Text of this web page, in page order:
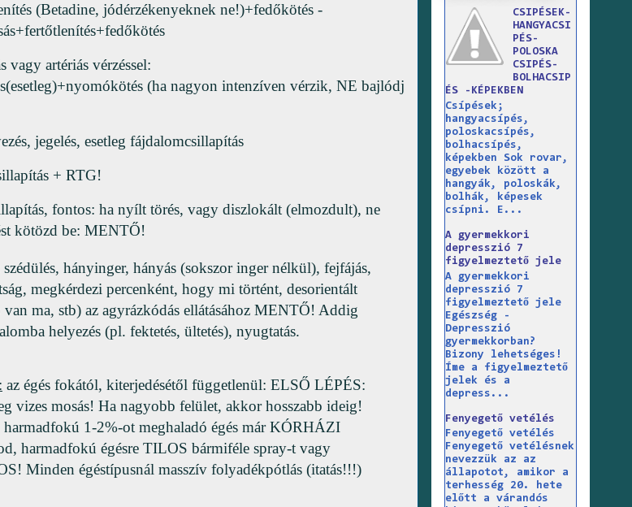
(Betadine, jódérzékenyeknek ne!)+fedőkötés -
vagy artériás vérzéssel:
(ha nagyon intenzíven vérzik, NE bajlódj
jegelés, esetleg fájdalomcsillapítás
+ RTG!
fontos: ha nyílt törés, vagy diszlokált (elmozdult), ne
kötözd be: MENTŐ!
hányinger, hányás (sokszor inger nélkül), fejfájás,
megkérdezi percenként, hogy mi történt, desorientált
ma, stb) az agyrázkódás ellátásához MENTŐ! Addig
helyezés (pl. fektetés, ültetés), nyugtatás.
: az égés fokától, kiterjedésétől függetlenül: ELSŐ LÉPÉS:
vizes mosás! Ha nagyobb felület, akkor hosszabb ideig!
1-2%-ot meghaladó égés már KÓRHÁZI
harmadfokú égésre TILOS bármiféle spray-t vagy
Minden égéstípusnál masszív folyadékpótlás (itatás!!!)
CSIPÉSEK-
HANGYACSI
PÉS-
POLOSKA
CSIPÉS-
BOLHACSIP
ÉS -KÉPEKBEN
Csípések;
hangyacsípés,
poloskacsípés,
bolhacsípés,
képekben Sok rovar,
egyebek között a
hangyák, poloskák,
bolhák, képesek
csípni. E...
A gyermekkori
depresszió 7
figyelmeztető jele
A gyermekkori
depresszió 7
figyelmeztető jele
Egészség -
Depresszió
gyermekkorban?
Bizony lehetséges!
Íme a figyelmeztető
jelek és a
depress...
Fenyegető vetélés
Fenyegető vetélés
Fenyegető vetélésnek
nevezzük az az
állapotot, amikor a
terhesség 20. hete
előtt a várandós